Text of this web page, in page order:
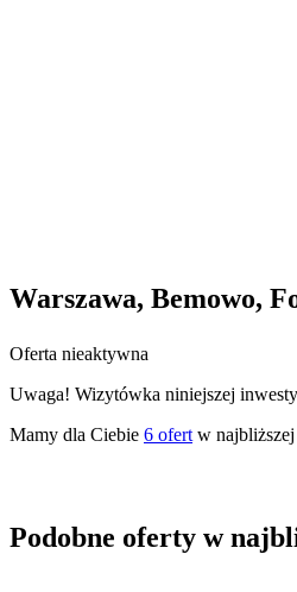
Warszawa, Bemowo,
Oferta nieaktywna
Uwaga! Wizytówka niniejszej
Mamy dla Ciebie 6 ofert w
Podobne oferty w